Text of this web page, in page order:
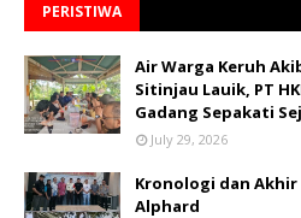
PERISTIWA
Air Warga Keruh
Sitinjau Lauik, PT
Gadang Sepakati
July 29, 2026
Kronologi dan Akhir
Alphard